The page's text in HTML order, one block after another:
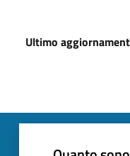
Ultimo